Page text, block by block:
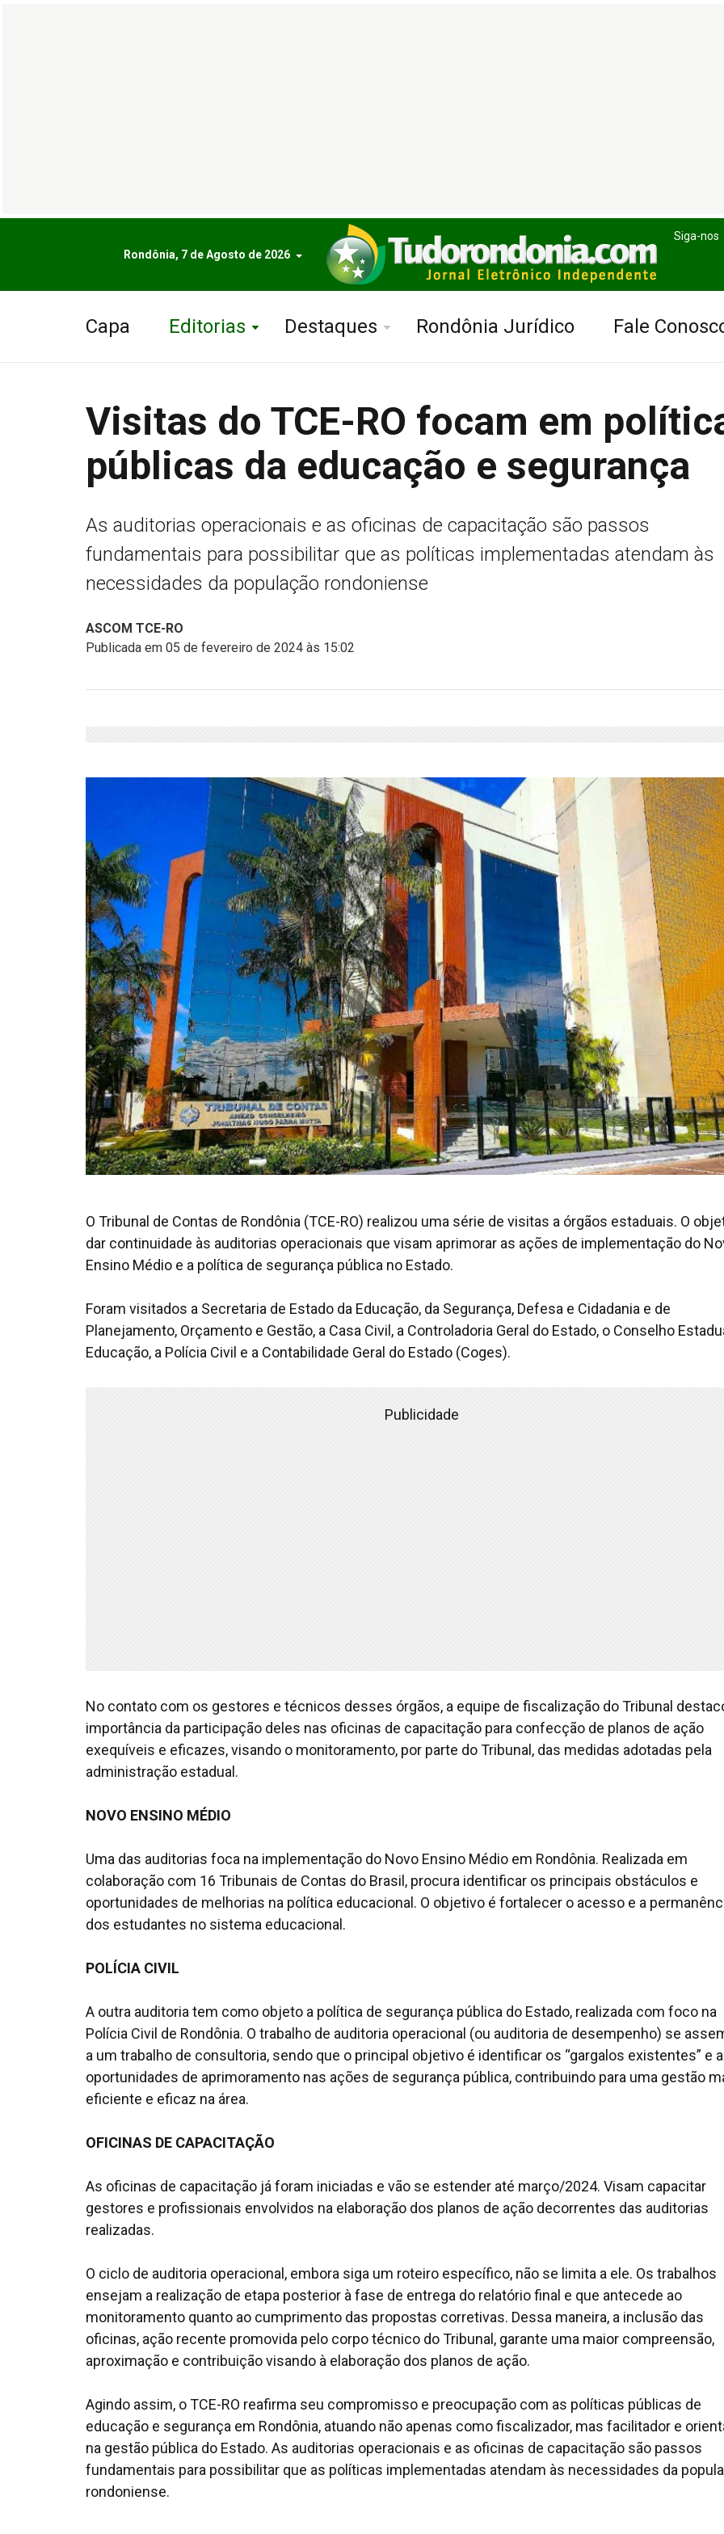
Rondônia, 7 de Agosto de 2026
Siga-nos
Capa Editorias Destaques Rondônia Jurídico Fale
Visitas do TCE-RO focam em
públicas da educação e segurança
As auditorias operacionais e as oficinas de capacitação são passos
fundamentais para possibilitar que as políticas implementadas atendam às
necessidades da população rondoniense
ASCOM TCE-RO
Publicada em 05 de fevereiro de 2024 às 15:02
O Tribunal de Contas de Rondônia (TCE-RO) realizou uma série de visitas a órgãos estaduais. O
dar continuidade às auditorias operacionais que visam aprimorar as ações de implementação do
Ensino Médio e a política de segurança pública no Estado.
Foram visitados a Secretaria de Estado da Educação, da Segurança, Defesa e Cidadania e de
Planejamento, Orçamento e Gestão, a Casa Civil, a Controladoria Geral do Estado, o Conselho
Educação, a Polícia Civil e a Contabilidade Geral do Estado (Coges).
Publicidade
No contato com os gestores e técnicos desses órgãos, a equipe de fiscalização do Tribunal
importância da participação deles nas oficinas de capacitação para confecção de planos de ação
exequíveis e eficazes, visando o monitoramento, por parte do Tribunal, das medidas adotadas pela
administração estadual.
NOVO ENSINO MÉDIO
Uma das auditorias foca na implementação do Novo Ensino Médio em Rondônia. Realizada em
colaboração com 16 Tribunais de Contas do Brasil, procura identificar os principais obstáculos e
oportunidades de melhorias na política educacional. O objetivo é fortalecer o acesso e a
dos estudantes no sistema educacional.
POLÍCIA CIVIL
A outra auditoria tem como objeto a política de segurança pública do Estado, realizada com foco na
Polícia Civil de Rondônia. O trabalho de auditoria operacional (ou auditoria de desempenho) se
a um trabalho de consultoria, sendo que o principal objetivo é identificar os “gargalos existentes” e
oportunidades de aprimoramento nas ações de segurança pública, contribuindo para uma gestão
eficiente e eficaz na área.
OFICINAS DE CAPACITAÇÃO
As oficinas de capacitação já foram iniciadas e vão se estender até março/2024. Visam capacitar
gestores e profissionais envolvidos na elaboração dos planos de ação decorrentes das auditorias
realizadas.
O ciclo de auditoria operacional, embora siga um roteiro específico, não se limita a ele. Os trabalhos
ensejam a realização de etapa posterior à fase de entrega do relatório final e que antecede ao
monitoramento quanto ao cumprimento das propostas corretivas. Dessa maneira, a inclusão das
oficinas, ação recente promovida pelo corpo técnico do Tribunal, garante uma maior compreensão,
aproximação e contribuição visando à elaboração dos planos de ação.
Agindo assim, o TCE-RO reafirma seu compromisso e preocupação com as políticas públicas de
educação e segurança em Rondônia, atuando não apenas como fiscalizador, mas facilitador e
na gestão pública do Estado. As auditorias operacionais e as oficinas de capacitação são passos
fundamentais para possibilitar que as políticas implementadas atendam às necessidades da
rondoniense.